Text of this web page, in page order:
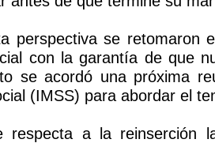
perspectiva se retomaron
con la garantía de que
se acordó una próxima
(IMSS) para abordar el
respecta a la reinserción